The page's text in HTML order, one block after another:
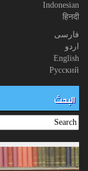
Indonesian
हिनदी
فارسی
اردو
English
Русский
البحث